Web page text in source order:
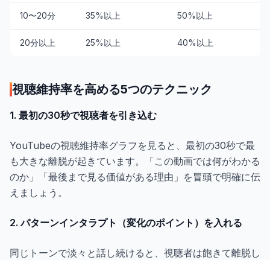
10〜20分 35%以上 50%以上
20分以上 25%以上 40%以上
視聴維持率を高める5つのテクニック
1. 最初の30秒で視聴者を引き込む
YouTubeの視聴維持率グラフを見ると、最初の30秒で最
も大きな離脱が起きています。「この動画では何がわかる
のか」「最後まで見る価値がある理由」を冒頭で明確に伝
えましょう。
2. パターンインタラプト（変化のポイント）を入れる
同じトーンで淡々と話し続けると、視聴者は飽きて離脱し